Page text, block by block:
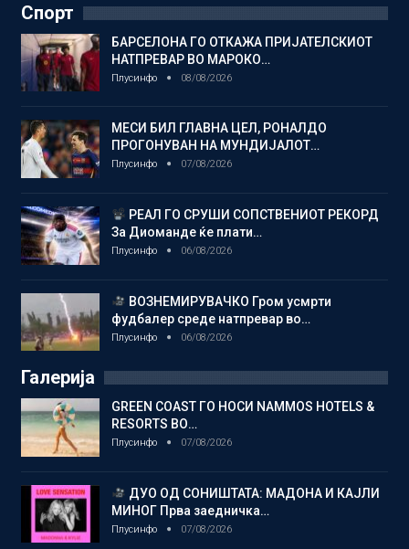
Спорт
БАРСЕЛОНА ГО ОТКАЖА ПРИЈАТЕЛСКИОТ
НАТПРЕВАР ВО МАРОКО…
Плусинфо 08/08/2026
МЕСИ БИЛ ГЛАВНА ЦЕЛ, РОНАЛДО
ПРОГОНУВАН НА МУНДИЈАЛОТ…
Плусинфо 07/08/2026
РЕАЛ ГО СРУШИ СОПСТВЕНИОТ РЕКОРД
За Диоманде ќе плати…
Плусинфо 06/08/2026
ВОЗНЕМИРУВАЧКО Гром усмрти
фудбалер среде натпревар во…
Плусинфо 06/08/2026
Галерија
GREEN COAST ГО НОСИ NAMMOS HOTELS &
RESORTS ВО…
Плусинфо 07/08/2026
ДУО ОД СОНИШТАТА: МАДОНА И КАЈЛИ
МИНОГ Прва заедничка…
Плусинфо 07/08/2026